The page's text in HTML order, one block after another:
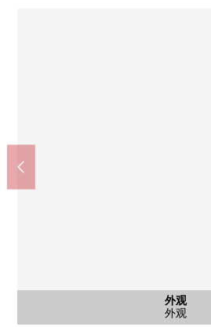
外观
外观
客厅
价格不包括室内照片的家具、
厕所
价格不包括室内照片的家具、
公共汽车
价格不包括室内照片的家具、
室内
价格不包括室内照片的家具、
门口
价格不包括室内照片的家具、
其他当地
前面道路
永存茨木真砂店(约
步行20分钟。
羊羔摄津店(约
步行21分钟。
Lawson摄津鸟饲上商店
步行6分钟。
摄津市立鸟饲东小学(
步行6分钟。
摄津市立第5中学(约
步行8分钟。
摄津发光医院(约
步行37分钟。